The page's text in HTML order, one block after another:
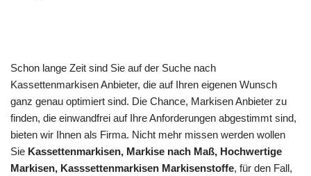
Schon lange Zeit sind Sie auf der Suche nach
Kassettenmarkisen Anbieter, die auf Ihren eigenen Wunsch
ganz genau optimiert sind. Die Chance, Markisen Anbieter zu
finden, die einwandfrei auf Ihre Anforderungen abgestimmt sind,
bieten wir Ihnen als Firma. Nicht mehr missen werden wollen
Sie Kassettenmarkisen, Markise nach Maß, Hochwertige
Markisen, Kasssettenmarkisen Markisenstoffe, für den Fall,